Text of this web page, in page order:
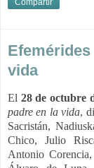
Compartir
vida
El 28 de octubre
padre en la vida,
Sacristán,
Chico, Julio
Antonio